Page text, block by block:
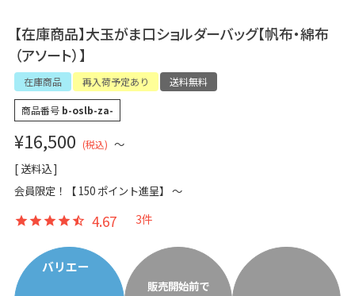
【在庫商品】大玉がま口ショルダーバッグ【帆布・綿布
（アソート）】
在庫商品 再入荷予定あり 送料無料
商品番号 b-oslb-za-
¥16,500 税込
〜
送料込
会員限定！【 150 ポイント進呈】 〜
4.67 3
バリエー
販売開始前で